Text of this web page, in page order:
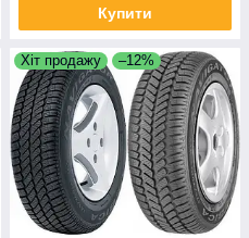
Купити
Хіт продажу –12%